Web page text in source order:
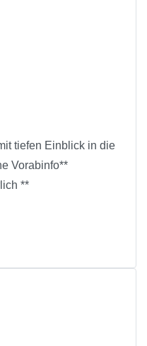
tiefen Einblick in die
Vorabinfo**
**